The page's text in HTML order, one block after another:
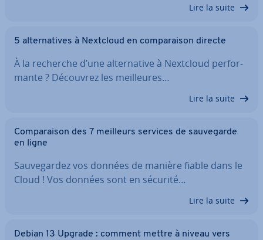
Lire la suite
5 al­ter­na­tives à Nextcloud en com­pa­rai­son directe
À la recherche d’une al­ter­na­tive à Nextcloud per­for­
mante ? Découvrez les meil­leures…
Lire la suite
Com­pa­rai­son des 7 meilleurs services de sau­ve­garde
en ligne
Sau­ve­gar­dez vos données de manière fiable dans le
Cloud ! Vos données sont en sécurité…
Lire la suite
Debian 13 Upgrade : comment mettre à niveau vers